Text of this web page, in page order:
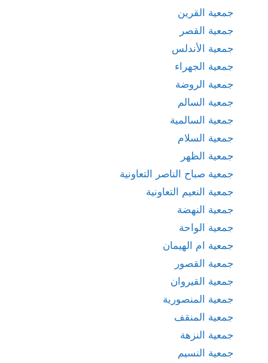
جمعية القرين
جمعية القصر
جمعية الأندلس
جمعية الجهراء
جمعية الروضة
جمعية السالم
جمعية السالمية
جمعية السلام
جمعية الظهر
جمعية صباح الناصر التعاونية
جمعية النعيم التعاونية
جمعية النهضة
جمعية الواحة
جمعية ام الهيمان
جمعية القصور
جمعية القيروان
جمعية المنصورية
جمعية المنقف
جمعية النزهة
جمعية النسيم